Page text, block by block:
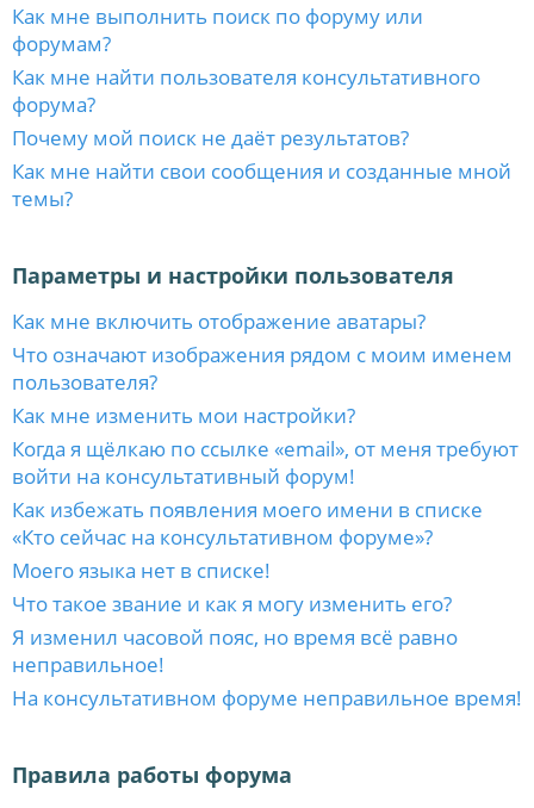
Как мне выполнить поиск по форуму или
форумам?
Как мне найти пользователя консультативного
форума?
Почему мой поиск не даёт результатов?
Как мне найти свои сообщения и созданные мной
темы?
Параметры и настройки пользователя
Как мне включить отображение аватары?
Что означают изображения рядом с моим именем
пользователя?
Как мне изменить мои настройки?
Когда я щёлкаю по ссылке «email», от меня требуют
войти на консультативный форум!
Как избежать появления моего имени в списке
«Кто сейчас на консультативном форуме»?
Моего языка нет в списке!
Что такое звание и как я могу изменить его?
Я изменил часовой пояс, но время всё равно
неправильное!
На консультативном форуме неправильное время!
Правила работы форума